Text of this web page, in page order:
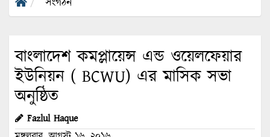
বাংলাদেশ কমপ্লায়েন্স এন্ড ওয়েলফেয়ার
ইউনিয়ন ( BCWU) এর মাসিক সভা
অনুষ্ঠিত
Fazlul Haque